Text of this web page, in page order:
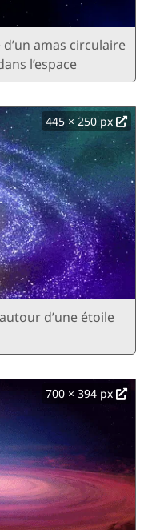
amas circulaire
l’espace
445 × 250 px
d’une étoile
700 × 394 px